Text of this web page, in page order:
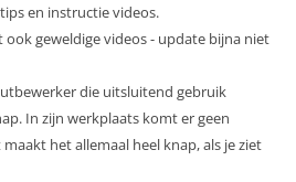
en instructie videos.
ook geweldige videos - update bijna niet
die uitsluitend gebruik
In zijn werkplaats komt er geen
het allemaal heel knap, als je ziet